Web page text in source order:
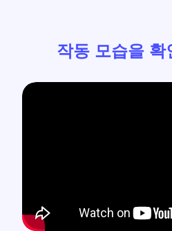
작동 모습을 확